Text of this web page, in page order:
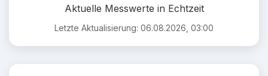
Aktuelle Messwerte in Echtzeit
Letzte Aktualisierung: 06.08.2026, 03:00